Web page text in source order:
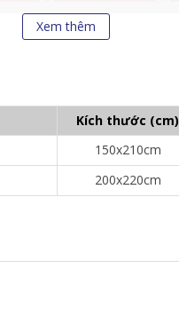
Xem thêm
Kích thước (cm)
150x210cm
200x220cm